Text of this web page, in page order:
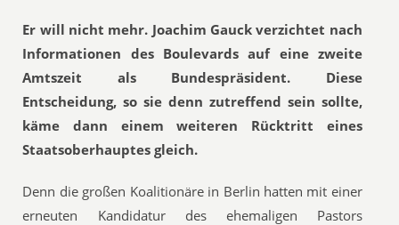
Er will nicht mehr. Joachim Gauck verzichtet nach
Informationen des Boulevards auf eine zweite
Amtszeit als Bundespräsident. Diese
Entscheidung, so sie denn zutreffend sein sollte,
käme dann einem weiteren Rücktritt eines
Staatsoberhauptes gleich.
Denn die großen Koalitionäre in Berlin hatten mit einer
erneuten Kandidatur des ehemaligen Pastors